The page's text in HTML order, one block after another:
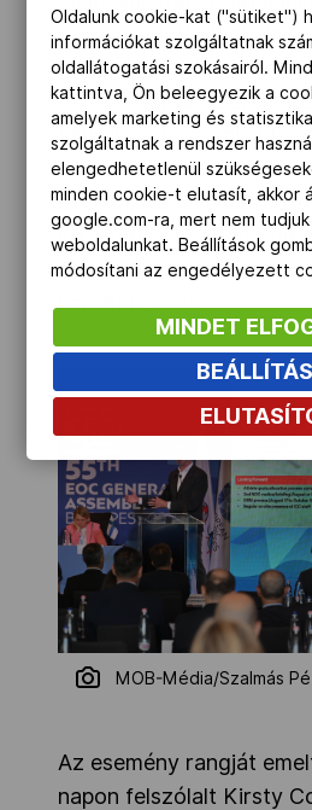
román
junior csapat Európa-
Covaliu kapta az
Laurels Awards-díjat
George Buffet volt
sportminiszter, André
luxemburgi és Gian
Marinói nemzeti olimpiai
korábbi elnöke.
MOB-Média/Szalmás
Az esemény rangját
napon felszólalt Kirsty
Oldalunk cookie-kat ("sütiket")
információkat szolgáltatnak
oldallátogatási szokásairól.
kattintva, Ön beleegyezik a
amelyek marketing és
szolgáltatnak a rendszer
elengedhetetlenül
minden cookie-t elutasít, akkor
google.com-ra, mert nem
weboldalunkat. Beállítások
módosítani az engedélyezett
MINDET